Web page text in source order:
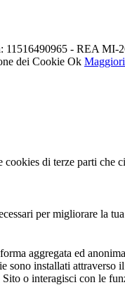
11516490965 - REA MI-
dei Cookie Ok
di terze parti che
per migliorare la
aggregata ed
installati attraverso
o interagisci con le